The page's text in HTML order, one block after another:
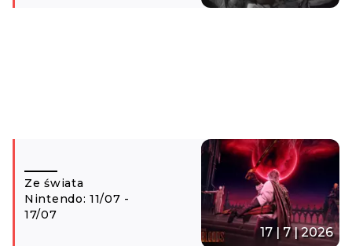
Ze świata
Nintendo: 11/07 -
17/07
17 | 7 | 2026